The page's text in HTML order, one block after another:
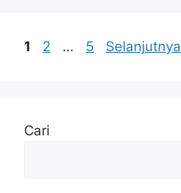
Halaman
1 Halaman
2 … Halaman
5 Selanjutnya
Cari